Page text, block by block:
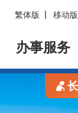
繁体版 移动版
办事服务